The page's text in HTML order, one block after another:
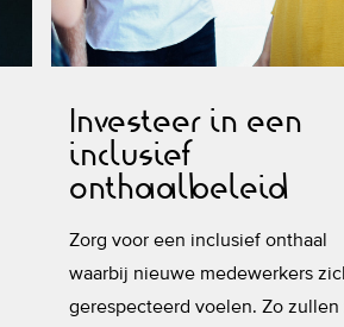
Investeer in een
inclusief
onthaalbeleid
Zorg voor een inclusief onthaal
waarbij nieuwe medewerkers
gerespecteerd voelen. Zo zullen